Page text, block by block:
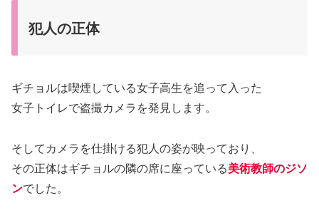
犯人の正体
ギチョルは喫煙している女子高生を追って入った
女子トイレで盗撮カメラを発見します。
そしてカメラを仕掛ける犯人の姿が映っており、
その正体はギチョルの隣の席に座っている美術教師のジソ
ンでした。